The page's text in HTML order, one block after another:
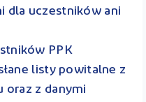
dla uczestników ani
PPK
listy powitalne z
oraz z danymi